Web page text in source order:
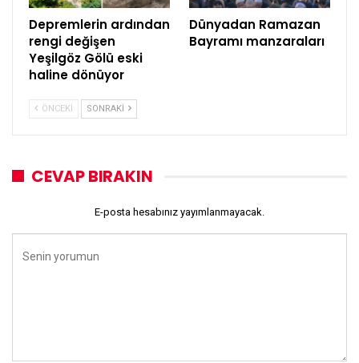
Depremlerin ardından
rengi değişen
Yeşilgöz Gölü eski
haline dönüyor
Dünyadan Ramazan
Bayramı manzaraları
ÖNCEKI SONRAKI
CEVAP BIRAKIN
E-posta hesabınız yayımlanmayacak.